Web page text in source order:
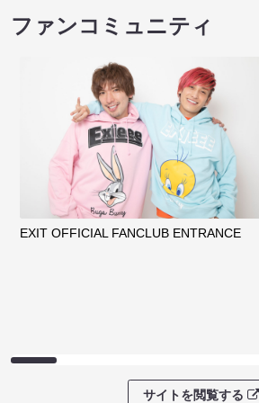
ファンコミュニティ
EXIT OFFICIAL FANCLUB ENTRANCE
サイトを閲覧する